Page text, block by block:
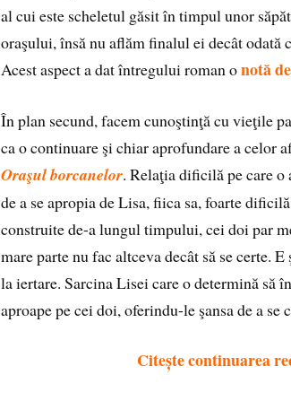
al cui este scheletul găsit în timpul unor
oraşului, însă nu aflăm finalul ei decât odată
Acest aspect a dat întregului roman onotă
În plan secund, facem cunoştinţă cu vieţile
ca o continuare şi chiar aprofundare a celor
Oraşul borcanelor. Relaţia dificilă pe care o
de a se apropia de Lisa, fiica sa, foarte
construite de-a lungul timpului, cei doi par
mare parte nu fac altceva decât să se certe.
la iertare. Sarcina Lisei care o determină să
aproape pe cei doi, oferindu-le şansa de a se
Citește continuarea